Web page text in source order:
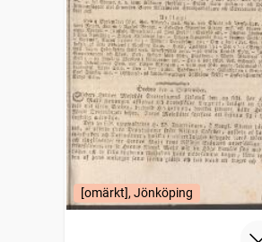
[omärkt], Jönköping